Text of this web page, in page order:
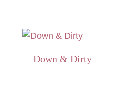
Down & Dirty